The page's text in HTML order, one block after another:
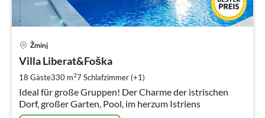
Žminj
Villa Liberat&Foška
18 Gäste330 m27 Schlafzimmer (+1)
Ideal für große Gruppen! Der Charme der istrischen
Dorf, großer Garten, Pool, im herzum Istriens